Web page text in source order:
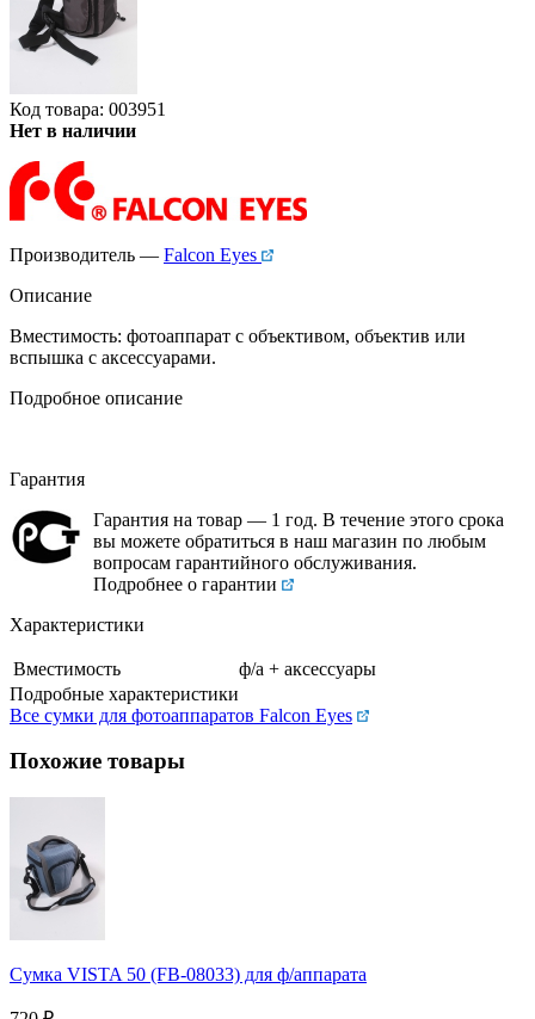
Код товара: 003951
Нет в наличии
Производитель — Falcon Eyes
Описание
Вместимость: фотоаппарат с объективом, объектив или
вспышка с аксессуарами.
Подробное описание
Гарантия
Гарантия на товар — 1 год. В течение этого срока
вы можете обратиться в наш магазин по любым
вопросам гарантийного обслуживания.
Подробнее о гарантии
Характеристики
Вместимость
ф/а + аксессуары
Подробные характеристики
Все сумки для фотоаппаратов Falcon Eyes
Похожие товары
Сумка VISTA 50 (FB-08033) для ф/аппарата